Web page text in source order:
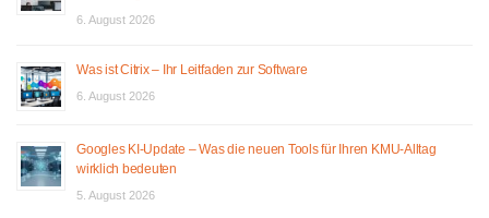
6. August 2026
Was ist Citrix – Ihr Leitfaden zur Software
6. August 2026
Googles KI-Update – Was die neuen Tools für Ihren KMU-Alltag
wirklich bedeuten
5. August 2026